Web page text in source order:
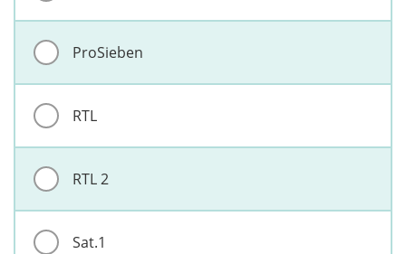
ProSieben
RTL
RTL 2
Sat.1